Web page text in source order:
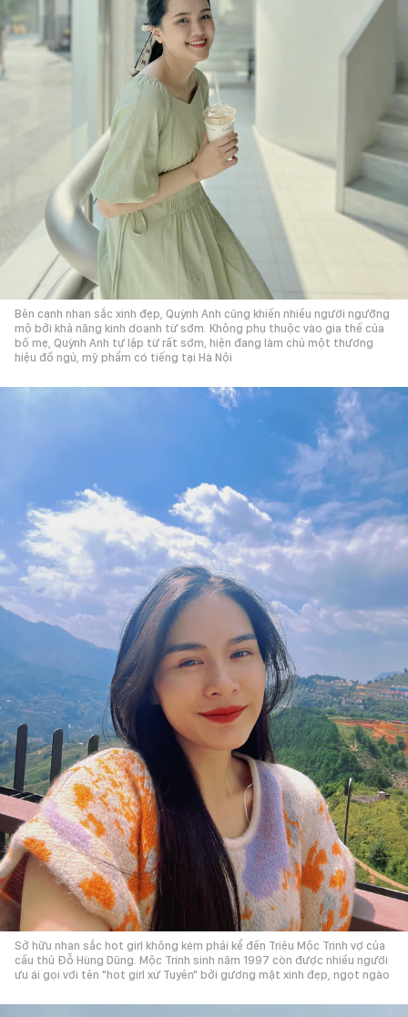
Bên cạnh nhan sắc xinh đẹp, Quỳnh Anh cũng khiến nhiều người ngưỡng
mộ bởi khả năng kinh doanh từ sớm. Không phụ thuộc vào gia thế của
bố mẹ, Quỳnh Anh tự lập từ rất sớm, hiện đang làm chủ một thương
hiệu đồ ngủ, mỹ phẩm có tiếng tại Hà Nội
Sở hữu nhan sắc hot girl không kém phải kể đến Triệu Mộc Trinh vợ của
cầu thủ Đỗ Hùng Dũng. Mộc Trinh sinh năm 1997 còn được nhiều người
ưu ái gọi với tên "hot girl xứ Tuyên" bởi gương mặt xinh đẹp, ngọt ngào